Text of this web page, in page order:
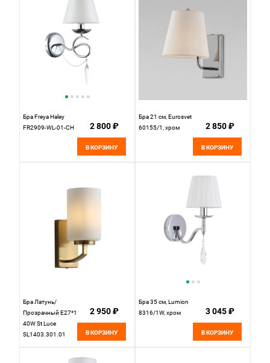
Бра Freya Haley
FR2909-WL-01-CH
2 800 ₽
В КОРЗИНУ
Бра 21 см, Eurosvet
60155/1, хром
2 850 ₽
В КОРЗИНУ
Бра Латунь/
Прозрачный E27*1
40W St Luce
SL1403.301.01
2 950 ₽
В КОРЗИНУ
Бра 35 см, Lumion
8316/1W, хром
3 045 ₽
В КОРЗИНУ